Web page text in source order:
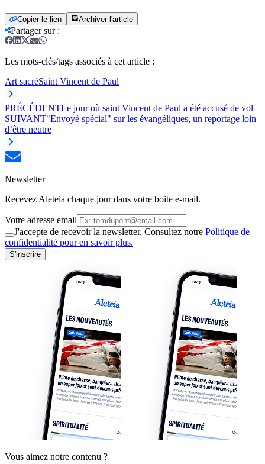
Copier le lien Archiver l'article
Partager sur:
Les mots-clés/tags associés à cet article :
Art sacréSaint Vincent de Paul
PRÉCÉDENTLe jour où saint Vincent de Paul a été accusé de vol
SUIVANT"Envoyé spécial" sur les évangéliques, un reportage loin
d’être neutre
Newsletter
Recevez Aleteia chaque jour dans votre boite e-mail.
Votre adresse email
J'accepte de recevoir la newsletter. Consultez notre Politique de
confidentialité pour en savoir plus.
S'inscrire
Vous aimez notre contenu ?